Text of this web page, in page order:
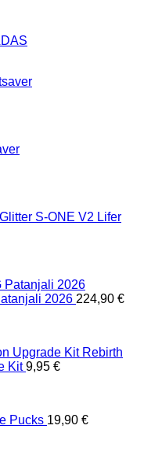
S-ONE V2 Lifer
2026 224,90 €
Rebirth
Kit 9,95 €
Pucks 19,90 €